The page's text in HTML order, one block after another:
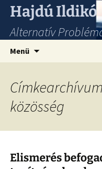
Hajdú Ildikó
Alternatív
Menü
közösség
Elismerés